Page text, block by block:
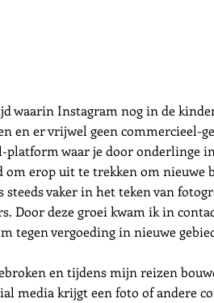
waarin Instagram nog in de
en er vrijwel geen commercieel-
waar je door onderlinge
erop uit te trekken om nieuwe
vaker in het teken van
Door deze groei kwam ik in
tegen vergoeding in nieuwe
en tijdens mijn reizen
media krijgt een foto of andere